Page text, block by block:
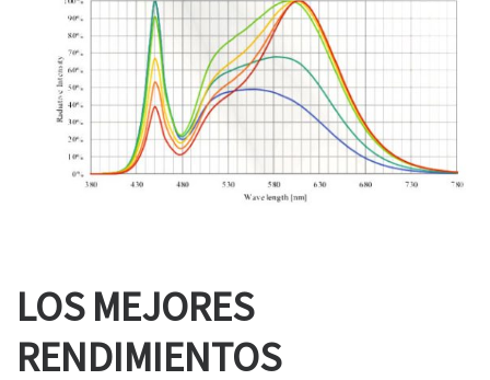
LOS MEJORES
RENDIMIENTOS